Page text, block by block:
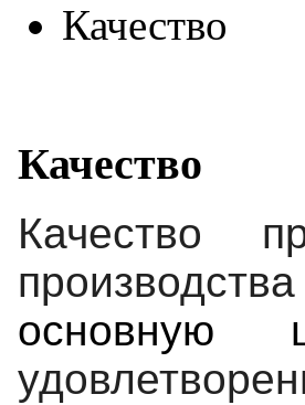
Качество
Качество
Качество
производства
основную